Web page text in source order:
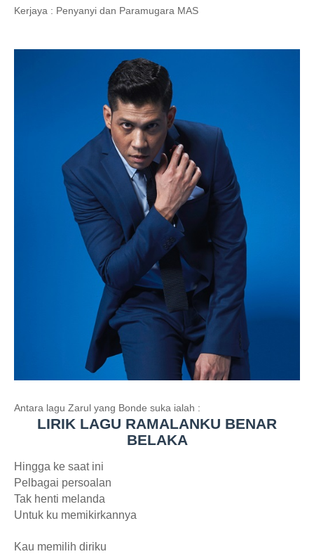
Kerjaya : Penyanyi dan Paramugara MAS
Antara lagu Zarul yang Bonde suka ialah :
LIRIK LAGU RAMALANKU BENAR
BELAKA
Hingga ke saat ini
Pelbagai persoalan
Tak henti melanda
Untuk ku memikirkannya
Kau memilih diriku